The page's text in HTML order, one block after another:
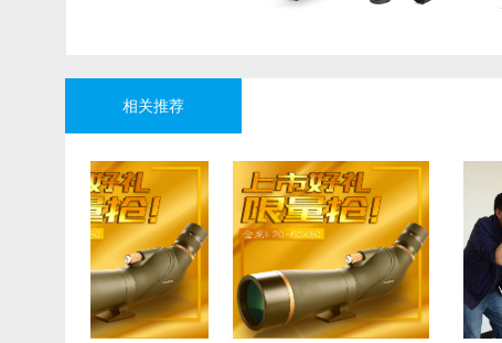
相关推荐